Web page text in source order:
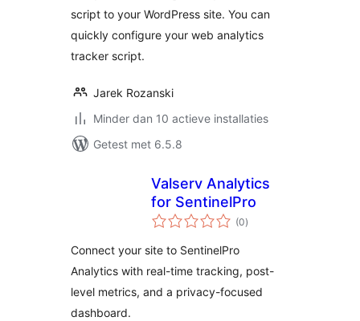
script to your WordPress site. You can
quickly configure your web analytics
tracker script.
Jarek Rozanski
Minder dan 10 actieve installaties
Getest met 6.5.8
Valserv Analytics
for SentinelPro
(0totaal
waarderingen
)
Connect your site to SentinelPro
Analytics with real-time tracking, post-
level metrics, and a privacy-focused
dashboard.